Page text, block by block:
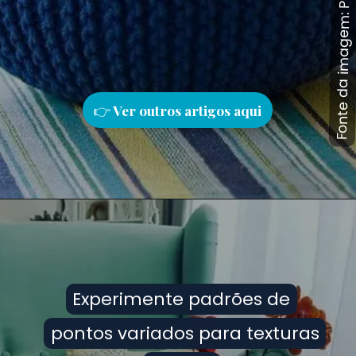
Fonte da imagem: Pinterest
Fonte da imagem: Pinterest
👉Ver outros artigos aqui
Experimente padrões de
pontos variados para texturas
Experimente padrões de
pontos variados para texturas